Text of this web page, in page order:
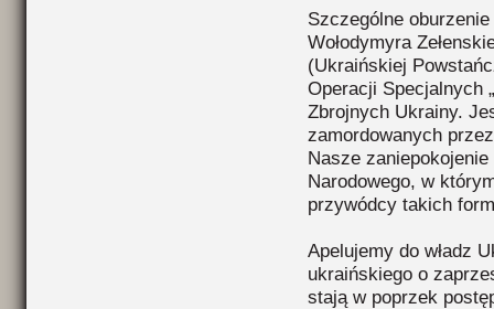
Szczególne
Wołodymyra
(Ukraińskiej
Operacji Specjalnych
Zbrojnych Ukrainy.
zamordowanych
Nasze
Narodowego, w
przywódcy takich
Apelujemy do władz
ukraińskiego o
stają w poprzek